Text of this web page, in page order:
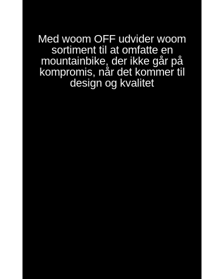
Med woom OFF udvider woom
sortiment til at omfatte en
mountainbike, der ikke går på
kompromis, når det kommer til
design og kvalitet